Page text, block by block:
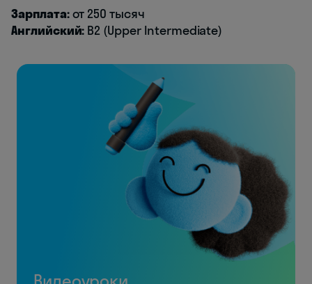
Зарплата:от 250 тысяч
Английский: B2 (Upper Intermediate)